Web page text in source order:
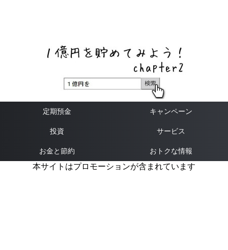
定期預金 キャンペーン
投資 サービス
お金と節約 おトクな情報
本サイトはプロモーションが含まれています